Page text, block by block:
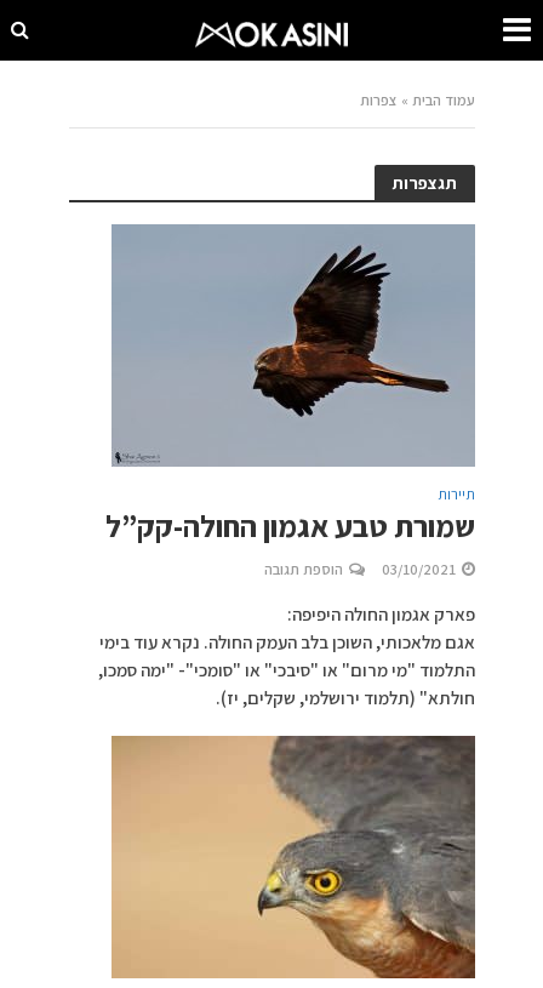
עמוד הבית » צפרות
תגצפרות
תיירות
שמורת טבע אגמון החולה-קק”ל
03/10/2021 הוספת תגובה
פארק אגמון החולה היפיפה:
אגם מלאכותי, השוכן בלב העמק החולה. נקרא עוד בימי
התלמוד "מי מרום" או "סיבכי" או "סומכי"- "ימה סמכו,
חולתא" (תלמוד ירושלמי, שקלים, יז).